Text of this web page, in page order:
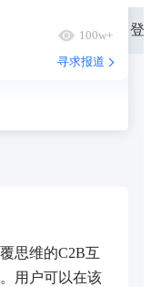
登
100w+
寻求报道
思维的C2B互
用户可以在该